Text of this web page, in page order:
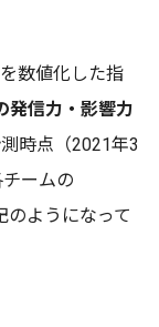
数値化した指
発信力・影響力
時点（2021年3
ームの
のようになって